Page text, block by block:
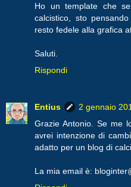
Ho un template che
calcistico, sto
resto fedele alla grafica
Saluti.
Rispondi
Entius
2 gennaio
Grazie Antonio. Se me
avrei intenzione di
adatto per un blog di
La mia email è: